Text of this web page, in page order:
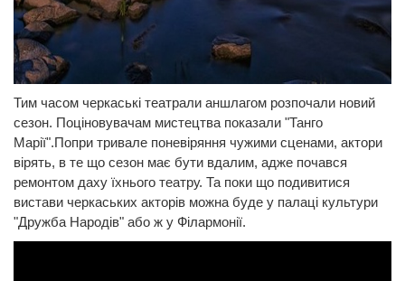
Тим часом черкаські театрали аншлагом розпочали новий
сезон. Поціновувачам мистецтва показали "Танго
Марії".Попри тривале поневіряння чужими сценами, актори
вірять, в те що сезон має бути вдалим, адже почався
ремонтом даху їхнього театру. Та поки що подивитися
вистави черкаських акторів можна буде у палаці культури
"Дружба Народів" або ж у Філармонії.